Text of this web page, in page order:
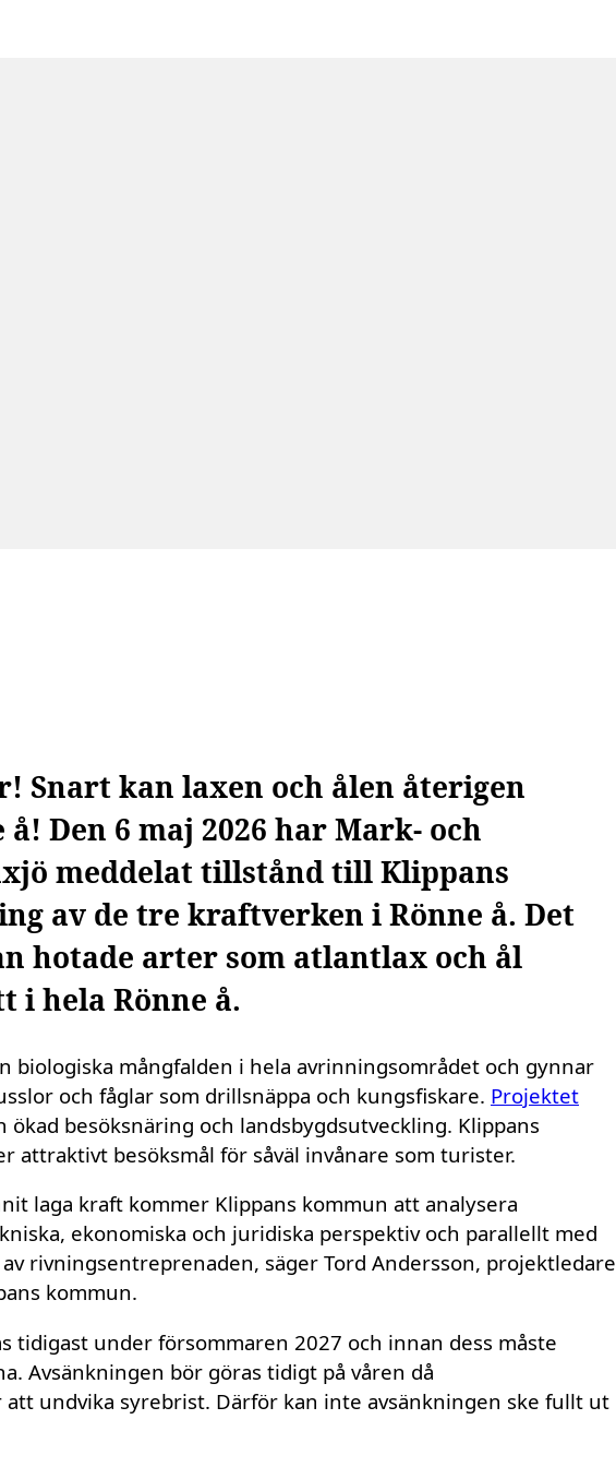
Snart kan laxen och ålen återigen
Den 6 maj 2026 har Mark- och
meddelat tillstånd till Klippans
av de tre kraftverken i Rönne å. Det
hotade arter som atlantlax och ål
i hela Rönne å.
biologiska mångfalden i hela avrinningsområdet och gynnar
och fåglar som drillsnäppa och kungsfiskare. Projektet
besöksnäring och landsbygdsutveckling. Klippans
attraktivt besöksmål för såväl invånare som turister.
laga kraft kommer Klippans kommun att analysera
ekonomiska och juridiska perspektiv och parallellt med
rivningsentreprenaden, säger Tord Andersson, projektledare
kommun.
tidigast under försommaren 2027 och innan dess måste
Avsänkningen bör göras tidigt på våren då
undvika syrebrist. Därför kan inte avsänkningen ske fullt ut